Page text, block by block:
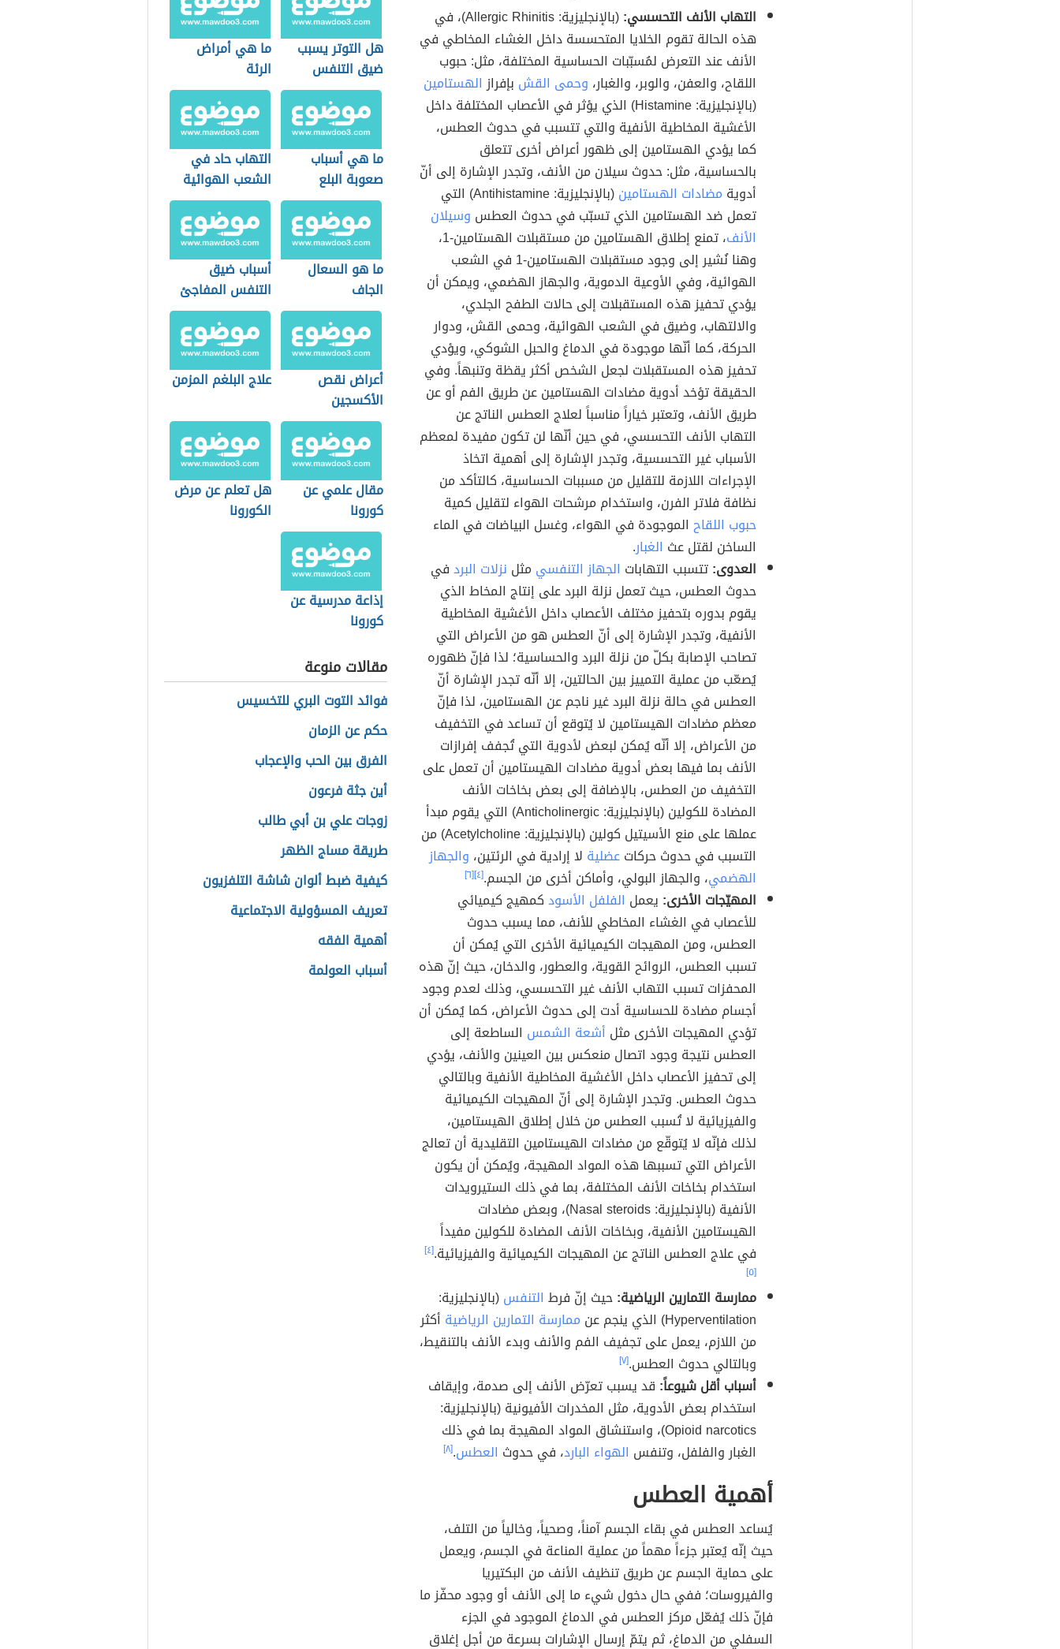
التهاب الأنف التحسسي:
(بالإنجليزية: Allergic Rhinitis)، في
هذه الحالة تقوم الخلايا المتحسسة داخل الغشاء المخاطي في
الأنف عند التعرض لمُسبّبات الحساسية المختلفة، مثل: حبوب
اللقاح، والعفن، والوبر، والغبار، وحمى القش بإفرازالهستامين
(بالإنجليزية: Histamine) الذي يؤثر في الأعصاب المختلفة داخل
الأغشية المخاطية الأنفية والتي تتسبب في حدوث العطس،
كما يؤدي الهستامين إلى ظهور أعراض أخرى تتعلق
بالحساسية، مثل: حدوث سيلان من الأنف، وتجدر الإشارة إلى أنّ
أدوية مضادات الهستامين
(بالإنجليزية: Antihistamine) التي
تعمل ضد الهستامين الذي تسبّب في حدوث العطس وسيلان
الأنف
، تمنع إطلاق الهستامين من مستقبلات الهستامين-1،
وهنا نُشير إلى وجود مستقبلات الهستامين-1 في الشعب
الهوائية، وفي الأوعية الدموية، والجهاز الهضمي، ويمكن أن
يؤدي تحفيز هذه المستقبلات إلى حالات الطفح الجلدي،
والالتهاب، وضيق في الشعب الهوائية، وحمى القش، ودوار
الحركة، كما أنّها موجودة في الدماغ والحبل الشوكي، ويؤدي
تحفيز هذه المستقبلات لجعل الشخص أكثر يقظة وتنبهاً. وفي
الحقيقة تؤخد أدوية مضادات الهستامين عن طريق الفم أو عن
طريق الأنف، وتعتبر خياراً مناسباً لعلاج العطس الناتج عن
التهاب الأنف التحسسي، في حين أنّها لن تكون مفيدة لمعظم
الأسباب غير التحسسية، وتجدر الإشارة إلى أهمية اتخاذ
الإجراءات اللازمة للتقليل من مسببات الحساسية، كالتأكد من
نظافة فلاتر الفرن، واستخدام مرشحات الهواء لتقليل كمية
حبوب اللقاح الموجودة في الهواء، وغسل البياضات في الماء
الساخن لقتل عث الغبار.
العدوى:تتسبب التهابات الجهاز التنفسي مثل نزلات البردفي
حدوث العطس، حيث تعمل نزلة البرد على إنتاج المخاط الذي
يقوم بدوره بتحفيز مختلف الأعصاب داخل الأغشية المخاطية
الأنفية، وتجدر الإشارة إلى أنّ العطس هو من الأعراض التي
تصاحب الإصابة بكلّ من نزلة البرد والحساسية؛ لذا فإنّ ظهوره
يُصعّب من عملية التمييز بين الحالتين، إلا أنّه تجدر الإشارة أنّ
العطس في حالة نزلة البرد غير ناجم عن الهستامين، لذا فإنّ
معظم مضادات الهيستامين لا يُتوقع أن تساعد في التخفيف
من الأعراض، إلا أنّه يُمكن لبعض لأدوية التي تُجفف إفرازات
الأنف بما فيها بعض أدوية مضادات الهيستامين أن تعمل على
التخفيف من العطس، بالإضافة إلى بعض بخاخات الأنف
المضادة للكولين (بالإنجليزية: Anticholinergic) التي يقوم مبدأ
عملها على منع الأسيتيل كولين (بالإنجليزية: Acetylcholine) من
التسبب في حدوث حركاتعضلية لا إرادية في الرئتين، والجهاز
الهضمي، والجهاز البولي، وأماكن أخرى من الجسم.[٤] [٦]
المهيّجات الأخرى: يعمل الفلفل الأسودكمهيج كيميائي
للأعصاب في الغشاء المخاطي للأنف، مما يسبب حدوث
العطس، ومن المهيجات الكيميائية الأخرى التي يُمكن أن
تسبب العطس، الروائح القوية، والعطور، والدخان، حيث إنّ هذه
المحفزات تسبب التهاب الأنف غير التحسسي، وذلك لعدم وجود
أجسام مضادة للحساسية أدت إلى حدوث الأعراض، كما يُمكن أن
تؤدي المهيجات الأخرى مثل أشعة الشمس الساطعة إلى
العطس نتيجة وجود اتصال منعكس بين العينين والأنف، يؤدي
إلى تحفيز الأعصاب داخل الأغشية المخاطية الأنفية وبالتالي
حدوث العطس. وتجدر الإشارة إلى أنّ المهيجات الكيميائية
والفيزيائية لا تُسبب العطس من خلال إطلاق الهيستامين،
لذلك فإنّه لا يُتوقّع من مضادات الهيستامين التقليدية أن تعالج
الأعراض التي تسببها هذه المواد المهيجة، ويُمكن أن يكون
استخدام بخاخات الأنف المختلفة، بما في ذلك الستيرويدات
الأنفية (بالإنجليزية: Nasal steroids)، وبعض مضادات
الهيستامين الأنفية، وبخاخات الأنف المضادة للكولين مفيداً
في علاج العطس الناتج عن المهيجات الكيميائية والفيزيائية.[٤]
[٥]
ممارسة التمارين الرياضية:حيث إنّ فرط التنفس(بالإنجليزية:
Hyperventilation) الذي ينجم عن
ممارسة التمارين الرياضية أكثر
من اللازم، يعمل على تجفيف الفم والأنف وبدء الأنف بالتنقيط،
وبالتالي حدوث العطس.[٧]
أسباب أقل شيوعاً: قد يسبب تعرّض الأنف إلى صدمة، وإيقاف
استخدام بعض الأدوية، مثل المخدرات الأفيونية (بالإنجليزية:
Opioid narcotics)، واستنشاق المواد المهيجة بما في ذلك
الغبار والفلفل، وتنفس الهواء البارد، في حدوث العطس.[٨]
أهمية العطس
يُساعد العطس في بقاء الجسم آمناً، وصحياً، وخالياً من التلف،
حيث إنّه يُعتبر جزءاً مهماً من عملية المناعة في الجسم، ويعمل
على حماية الجسم عن طريق تنظيف الأنف من البكتيريا
والفيروسات؛ ففي حال دخول شيء ما إلى الأنف أو وجود محفّز ما
فإنّ ذلك يُفعّل مركز العطس في الدماغ الموجود في الجزء
السفلي من الدماغ، ثم يتمّ إرسال الإشارات بسرعة من أجل إغلاق
هل التوتر يسبب
ضيق التنفس
ما هي أمراض
الرئة
ما هي أسباب
صعوبة البلع
التهاب حاد في
الشعب الهوائية
ما هو السعال
الجاف
أسباب ضيق
التنفس المفاجئ
أعراض نقص
الأکسجین
علاج البلغم المزمن
مقال علمي عن
كورونا
هل تعلم عن مرض
الكورونا
إذاعة مدرسية عن
كورونا
مقالات منوعة
فوائد التوت البري للتخسيس
حكم عن الزمان
الفرق بين الحب والإعجاب
أين جثة فرعون
زوجات علي بن أبي طالب
طريقة مساج الظهر
كيفية ضبط ألوان شاشة التلفزيون
تعريف المسؤولية الاجتماعية
أهمية الفقه
أسباب العولمة